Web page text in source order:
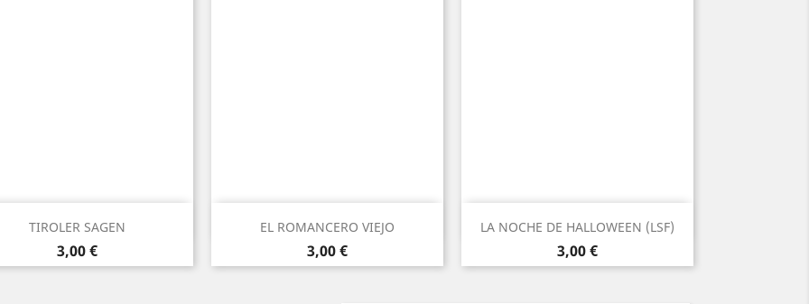
TIROLER SAGEN
Prezzo
3,00 €
Anteprima EL ROMANCERO VIEJO
Prezzo
3,00 €
Anteprima LA NOCHE DE HALLOWEEN (LSF)
Prezzo
3,00 €
Anteprima